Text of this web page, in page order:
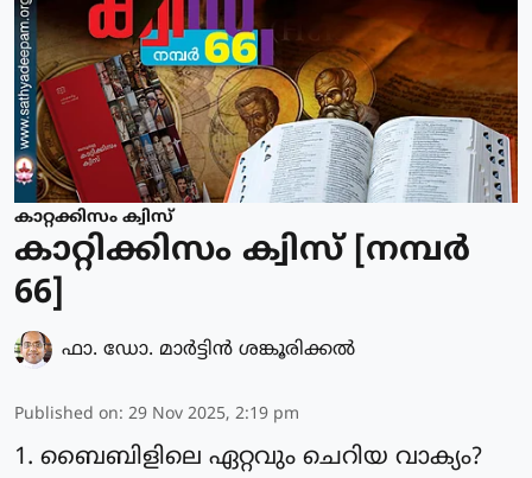
കാറ്റക്കിസം ക്വിസ്
കാറ്റിക്കിസം ക്വിസ് [നമ്പര്‍
66]
ഫാ. ഡോ. മാര്‍ട്ടിന്‍ ശങ്കൂരിക്കല്‍
Published on: 29 Nov 2025, 2:19 pm
1. ബൈബിളിലെ ഏറ്റവും ചെറിയ വാക്യം?